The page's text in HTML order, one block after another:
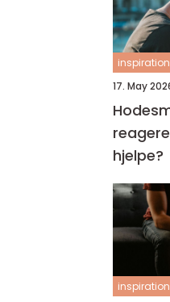
inspiration
17. May
Hodesmerter
hjelpe?
inspiration